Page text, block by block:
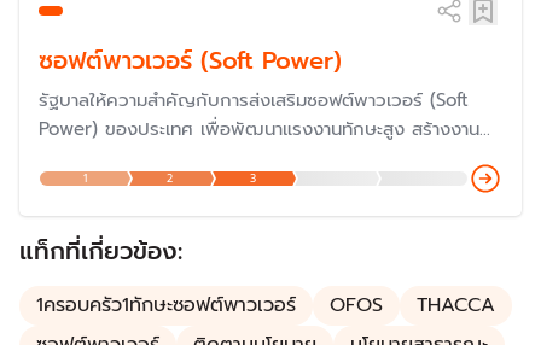
ซอฟต์พาวเวอร์ (Soft Power)
รัฐบาลให้ความสำคัญกับการส่งเสริมซอฟต์พาวเวอร์ (Soft
Power) ของประเทศ เพื่อพัฒนาแรงงานทักษะสูง สร้างงาน
และรายได้ ขยายอุตสาหกรรมเป้าหมาย ส่งเสริมการส่งออก และ
ผลักดันประเทศไทยให้เป็นประเทศชั้นนำของโลกด้านซอฟต์พาว
เวอร์
1 2 3
แท็กที่เกี่ยวข้อง:
1ครอบครัว1ทักษะซอฟต์พาวเวอร์ OFOS
THACCA